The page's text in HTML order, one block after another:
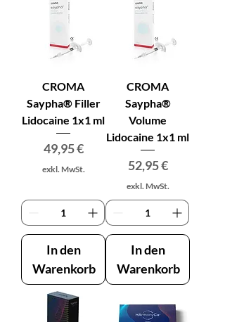
CROMA
Saypha® Filler
Lidocaine 1x1 ml
Preis
49,95 €
exkl. MwSt.
In den
Warenkorb
CROMA
Saypha®
Volume
Lidocaine 1x1 ml
Preis
52,95 €
exkl. MwSt.
In den
Warenkorb